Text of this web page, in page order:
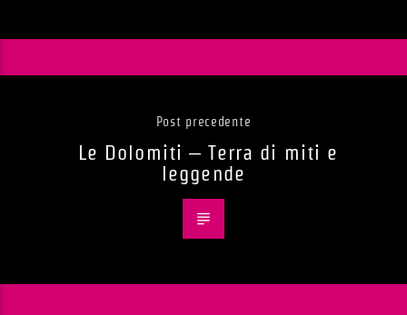
Post precedente
Le Dolomiti – Terra di miti e
leggende